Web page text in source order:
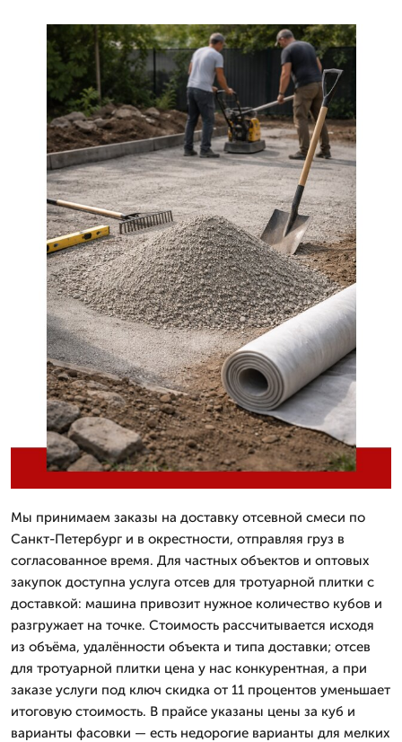
Мы принимаем заказы на доставку отсевной смеси по
Санкт-Петербург и в окрестности, отправляя груз в
согласованное время. Для частных объектов и оптовых
закупок доступна услуга отсев для тротуарной плитки с
доставкой: машина привозит нужное количество кубов и
разгружает на точке. Стоимость рассчитывается исходя
из объёма, удалённости объекта и типа доставки; отсев
для тротуарной плитки цена у нас конкурентная, а при
заказе услуги под ключ скидка от 11 процентов уменьшает
итоговую стоимость. В прайсе указаны цены за куб и
варианты фасовки — есть недорогие варианты для мелких